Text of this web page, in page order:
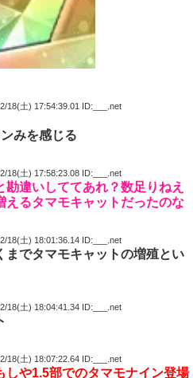
18(土) 17:54:39.01 ID:___.net
みを感じる
18(土) 17:58:23.08 ID:___.net
違いしててあれ？数足りねえ
えるタマモキャットだったのな
18(土) 18:01:36.14 ID:___.net
までタマモキャットの増殖とい
18(土) 18:04:41.34 ID:___.net
18(土) 18:07:22.64 ID:___.net
しや1.5部でのタマモナイン登場